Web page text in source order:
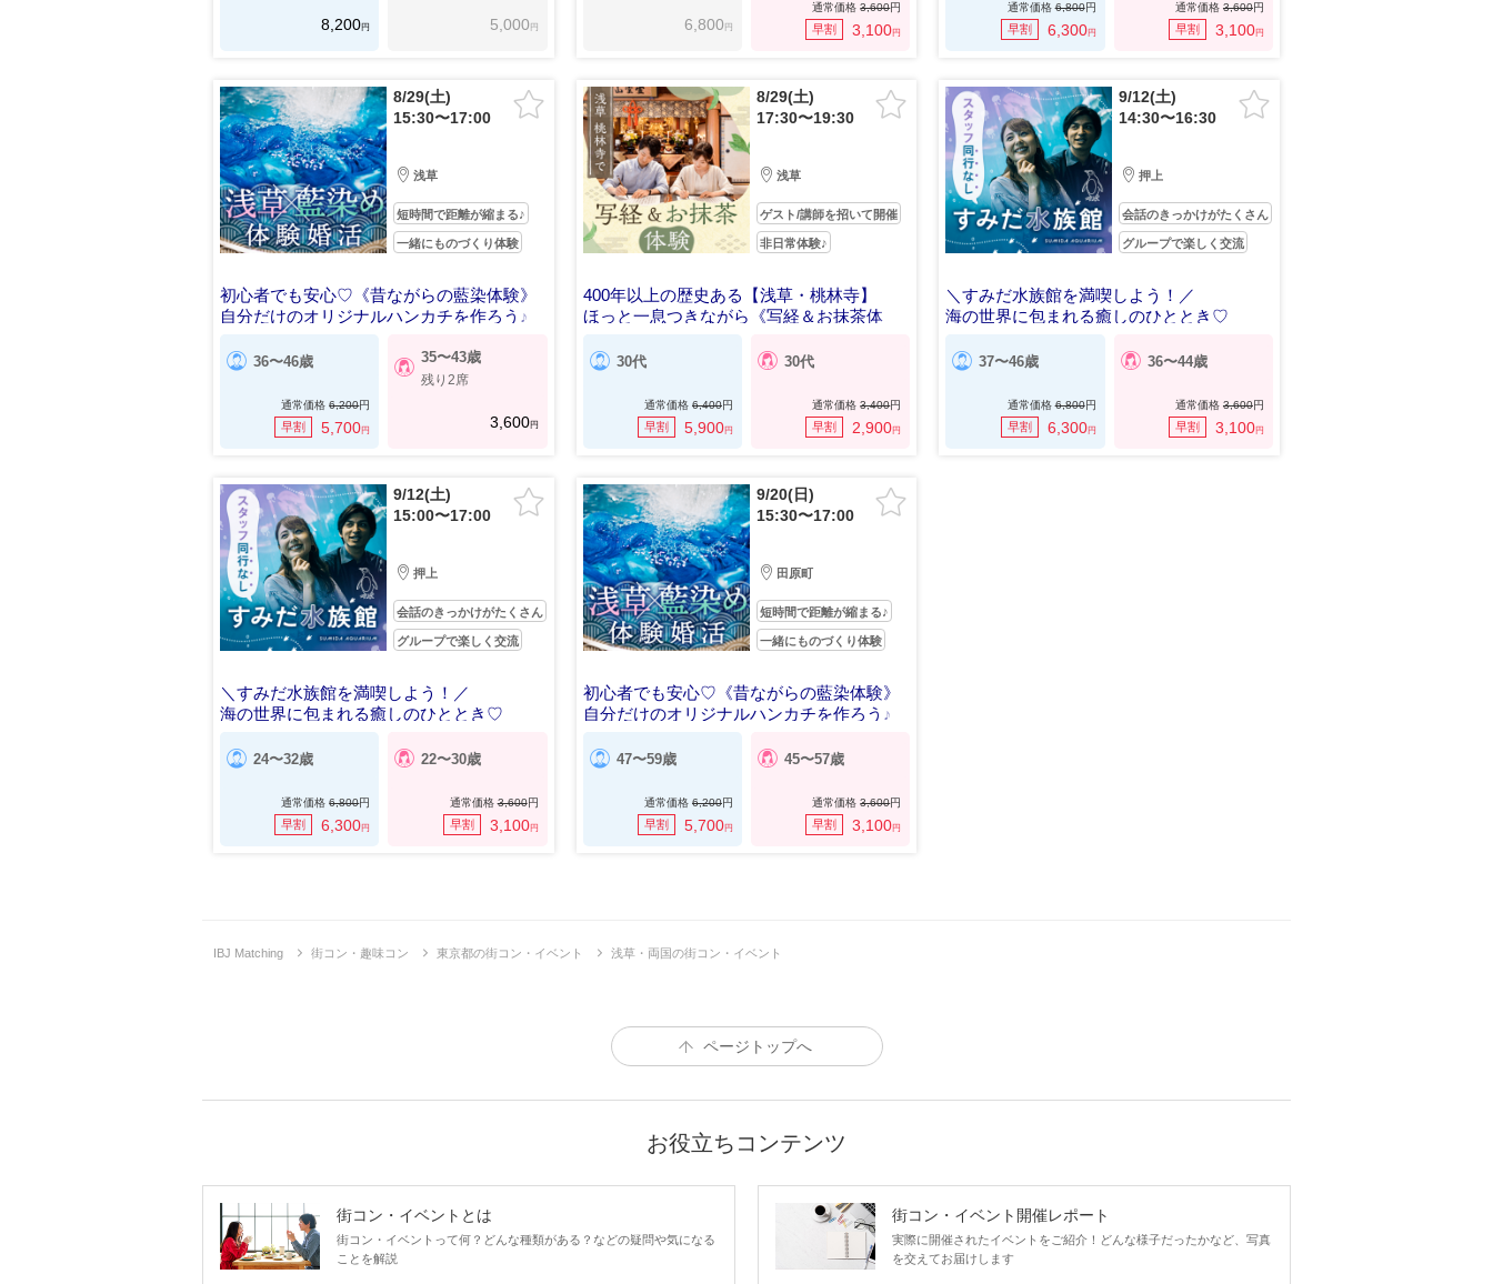
8,200円 5,000 円 6,800 円
通常価格3,600円
早割 3,100円
通常価格6,800円
早割 6,300円
通常価格 3,600円
早割 3,100円
8/29(土)
15:30〜17:00
浅草
短時間で距離が縮まる♪
一緒にものづくり体験
初心者でも安心♡《昔ながらの藍染体験》
自分だけのオリジナルハンカチを作ろう♪
36〜46歳
通常価格6,200円
早割 5,700円
35〜43歳
残り2席
3,600円
8/29(土)
17:30〜19:30
浅草
ゲスト/講師を招いて開催
非日常体験♪
400年以上の歴史ある【浅草・桃林寺】
ほっと一息つきながら《写経＆お抹茶体
30代
通常価格 6,400円
早割 5,900円
30代
通常価格3,400円
早割 2,900円
9/12(土)
14:30〜16:30
押上
会話のきっかけがたくさん
グループで楽しく交流
＼すみだ水族館を満喫しよう！／
海の世界に包まれる癒しのひととき♡
37〜46歳
通常価格6,800円
早割 6,300円
36〜44歳
通常価格 3,600円
早割 3,100円
9/12(土)
15:00〜17:00
押上
会話のきっかけがたくさん
グループで楽しく交流
＼すみだ水族館を満喫しよう！／
海の世界に包まれる癒しのひととき♡
24〜32歳
通常価格6,800円
早割 6,300円
22〜30歳
通常価格3,600円
早割 3,100円
9/20(日)
15:30〜17:00
田原町
短時間で距離が縮まる♪
一緒にものづくり体験
初心者でも安心♡《昔ながらの藍染体験》
自分だけのオリジナルハンカチを作ろう♪
47〜59歳
通常価格 6,200円
早割 5,700円
45〜57歳
通常価格3,600円
早割 3,100円
IBJ Matching 街コン・趣味コン 東京都の街コン・イベント 浅草・両国の街コン・イベント
ページトップへ
お役立ちコンテンツ
街コン・イベントとは
街コン・イベントって何？どんな種類がある？などの疑問や気になる
ことを解説
街コン・イベント開催レポート
実際に開催されたイベントをご紹介！どんな様子だったかなど、写真
を交えてお届けします